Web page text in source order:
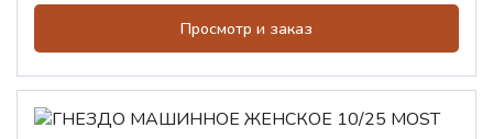
Просмотр и заказ